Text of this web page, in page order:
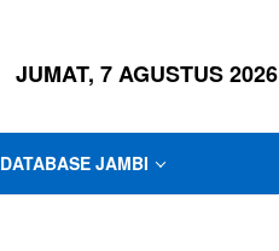
JUMAT, 7 AGUSTUS 2026
DATABASE JAMBI